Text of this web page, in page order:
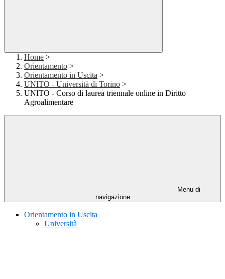
Home >
Orientamento >
Orientamento in Uscita >
UNITO - Università di Torino >
UNITO - Corso di laurea triennale online in Diritto
Agroalimentare
Menu di
navigazione
Orientamento in Uscita
Università